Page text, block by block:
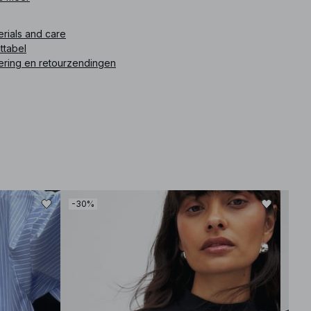
and care
en retourzendingen
-30%